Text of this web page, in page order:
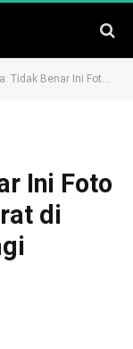
Tentara China Mendarat di Bandara Sam Ratulangi Manado
Ini Foto
di